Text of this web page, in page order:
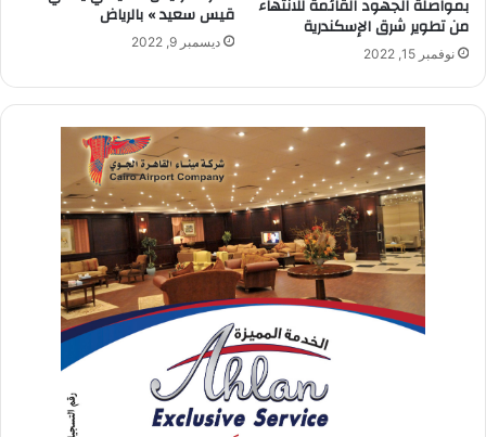
بمواصلة الجهود القائمة للانتهاء
من تطوير شرق الإسكندرية
نوفمبر 15, 2022
قيس سعيد » بالرياض
ديسمبر 9, 2022